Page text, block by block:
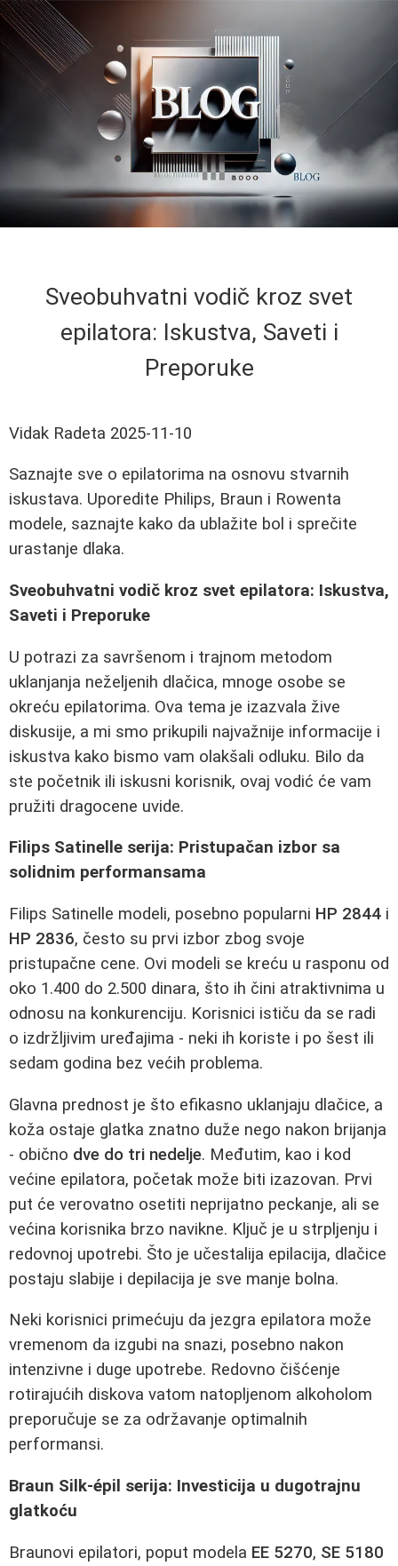
Sveobuhvatni vodič kroz svet
epilatora: Iskustva, Saveti i
Preporuke
Vidak Radeta 2025-11-10
Saznajte sve o epilatorima na osnovu stvarnih
iskustava. Uporedite Philips, Braun i Rowenta
modele, saznajte kako da ublažite bol i sprečite
urastanje dlaka.
Sveobuhvatni vodič kroz svet epilatora: Iskustva,
Saveti i Preporuke
U potrazi za savršenom i trajnom metodom
uklanjanja neželjenih dlačica, mnoge osobe se
okreću epilatorima. Ova tema je izazvala žive
diskusije, a mi smo prikupili najvažnije informacije i
iskustva kako bismo vam olakšali odluku. Bilo da
ste početnik ili iskusni korisnik, ovaj vodić će vam
pružiti dragocene uvide.
Filips Satinelle serija: Pristupačan izbor sa
solidnim performansama
Filips Satinelle modeli, posebno popularni HP 2844 i
HP 2836, često su prvi izbor zbog svoje
pristupačne cene. Ovi modeli se kreću u rasponu od
oko 1.400 do 2.500 dinara, što ih čini atraktivnima u
odnosu na konkurenciju. Korisnici ističu da se radi
o izdržljivim uređajima - neki ih koriste i po šest ili
sedam godina bez većih problema.
Glavna prednost je što efikasno uklanjaju dlačice, a
koža ostaje glatka znatno duže nego nakon brijanja
- obično dve do tri nedelje. Međutim, kao i kod
većine epilatora, početak može biti izazovan. Prvi
put će verovatno osetiti neprijatno peckanje, ali se
većina korisnika brzo navikne. Ključ je u strpljenju i
redovnoj upotrebi. Što je učestalija epilacija, dlačice
postaju slabije i depilacija je sve manje bolna.
Neki korisnici primećuju da jezgra epilatora može
vremenom da izgubi na snazi, posebno nakon
intenzivne i duge upotrebe. Redovno čišćenje
rotirajućih diskova vatom natopljenom alkoholom
preporučuje se za održavanje optimalnih
performansi.
Braun Silk-épil serija: Investicija u dugotrajnu
glatkoću
Braunovi epilatori, poput modela EE 5270, SE 5180